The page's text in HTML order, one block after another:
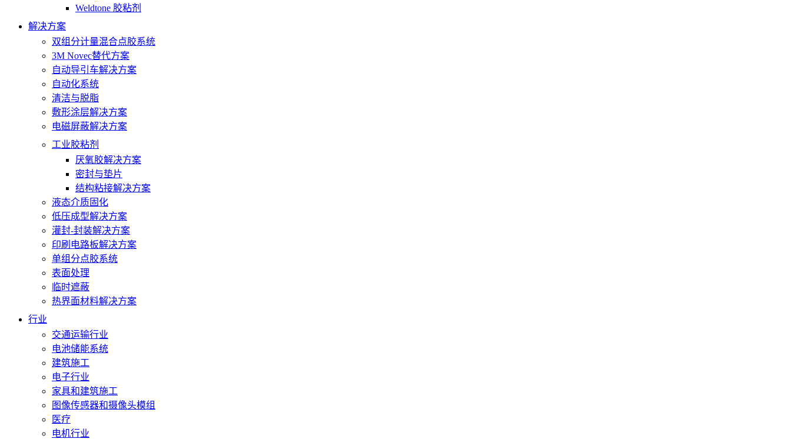
Weldtone 胶粘剂
解决方案
双组分计量混合点胶系统
3M Novec替代方案
自动导引车解决方案
自动化系统
清洁与脱脂
敷形涂层解决方案
电磁屏蔽解决方案
工业胶粘剂
厌氧胶解决方案
密封与垫片
结构粘接解决方案
液态介质固化
低压成型解决方案
灌封-封装解决方案
印刷电路板解决方案
单组分点胶系统
表面处理
临时遮蔽
热界面材料解决方案
行业
交通运输行业
电池储能系统
建筑施工
电子行业
家具和建筑施工
图像传感器和摄像头模组
医疗
电机行业